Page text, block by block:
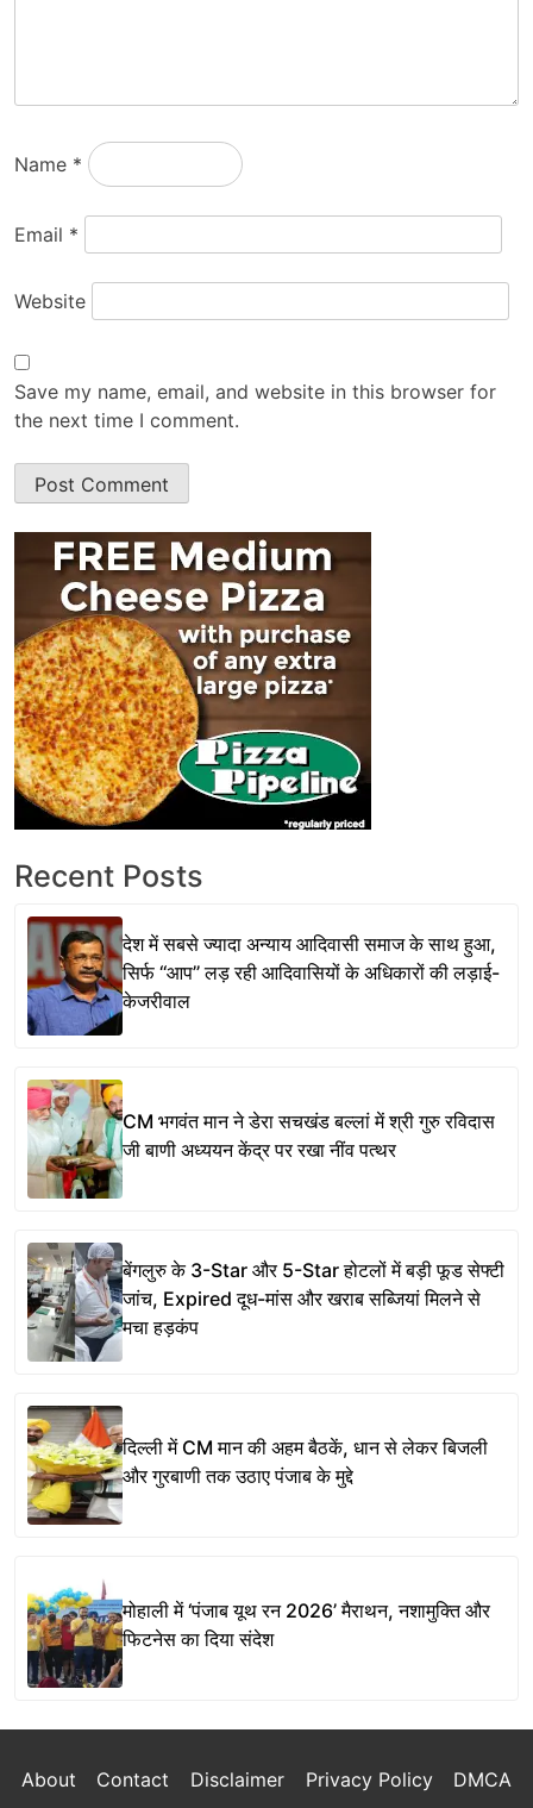
Name *
Email *
Website
Save my name, email, and website in this browser for
the next time I comment.
Recent Posts
देश में सबसे ज्यादा अन्याय आदिवासी समाज के साथ हुआ,
सिर्फ ‘‘आप’’ लड़ रही आदिवासियों के अधिकारों की लड़ाई-
केजरीवाल
CM भगवंत मान ने डेरा सचखंड बल्लां में श्री गुरु रविदास
जी बाणी अध्ययन केंद्र पर रखा नींव पत्थर
बेंगलुरु के 3-Star और 5-Star होटलों में बड़ी फूड सेफ्टी
जांच, Expired दूध-मांस और खराब सब्जियां मिलने से
मचा हड़कंप
दिल्ली में CM मान की अहम बैठकें, धान से लेकर बिजली
और गुरबाणी तक उठाए पंजाब के मुद्दे
मोहाली में ‘पंजाब यूथ रन 2026’ मैराथन, नशामुक्ति और
फिटनेस का दिया संदेश
About Contact Disclaimer Privacy Policy
DMCA